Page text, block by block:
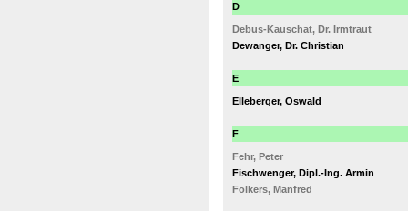
D
Debus-Kauschat, Dr. Irmtraut
Dewanger, Dr. Christian
E
Elleberger, Oswald
F
Fehr, Peter
Fischwenger, Dipl.-Ing. Armin
Folkers, Manfred